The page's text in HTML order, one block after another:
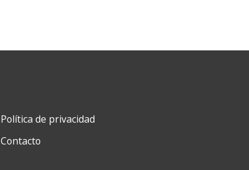
Política de privacidad
Contacto